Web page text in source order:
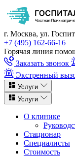
г. Москва, ул.
+7 (495) 162-66-16
Горячая линия
Заказать звонок
Экстренный
Услуги
Услуги
О клинике
Стационар
Специалисты
Стоимость